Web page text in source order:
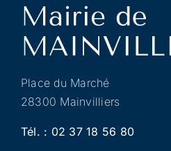
Place du Marché
28300 Mainvilliers
Tél. : 02 37 18 56 80